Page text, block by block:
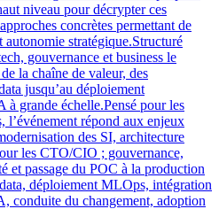
niveau pour décrypter ces
concrètes permettant de
stratégique.Structuré
gouvernance et business le
la chaîne de valeur, des
jusqu’au déploiement
à grande échelle.Pensé pour les
l’événement répond aux enjeux
des SI, architecture
les CTO/CIO ; gouvernance,
et passage du POC à la production
déploiement MLOps, intégration
conduite du changement, adoption